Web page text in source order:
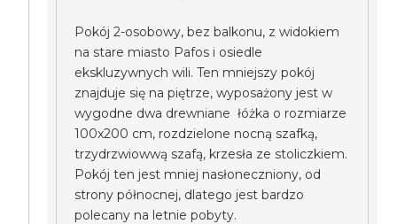
Pokój 2-osobowy, bez balkonu, z widokiem
na stare miasto Pafos i osiedle
ekskluzywnych wili. Ten mniejszy pokój
znajduje się na piętrze, wyposażony jest w
wygodne dwa drewniane łóżka o rozmiarze
100x200 cm, rozdzielone nocną szafką,
trzydrzwiowwą szafą, krzesła ze stoliczkiem.
Pokój ten jest mniej nasłoneczniony, od
strony północnej, dlatego jest bardzo
polecany na letnie pobyty.